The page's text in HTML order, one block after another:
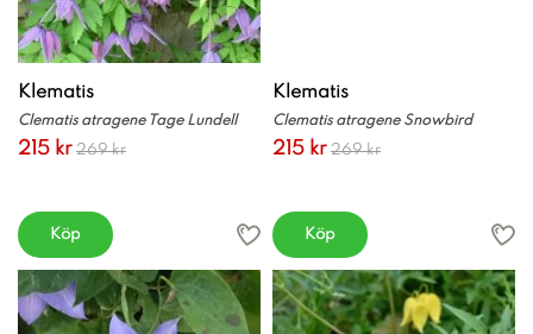
Klematis
Clematis atragene Tage Lundell
215 kr 269 kr
Köp
Klematis
Clematis atragene Snowbird
215 kr 269 kr
Köp